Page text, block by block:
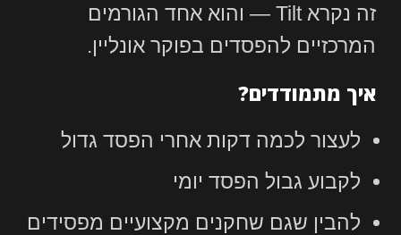
זה נקרא Tilt — והוא אחד הגורמים
המרכזיים להפסדים בפוקר אונליין.
איך מתמודדים?
לעצור לכמה דקות אחרי הפסד גדול
לקבוע גבול הפסד יומי
להבין שגם שחקנים מקצועיים מפסידים